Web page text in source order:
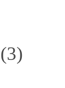
(3)